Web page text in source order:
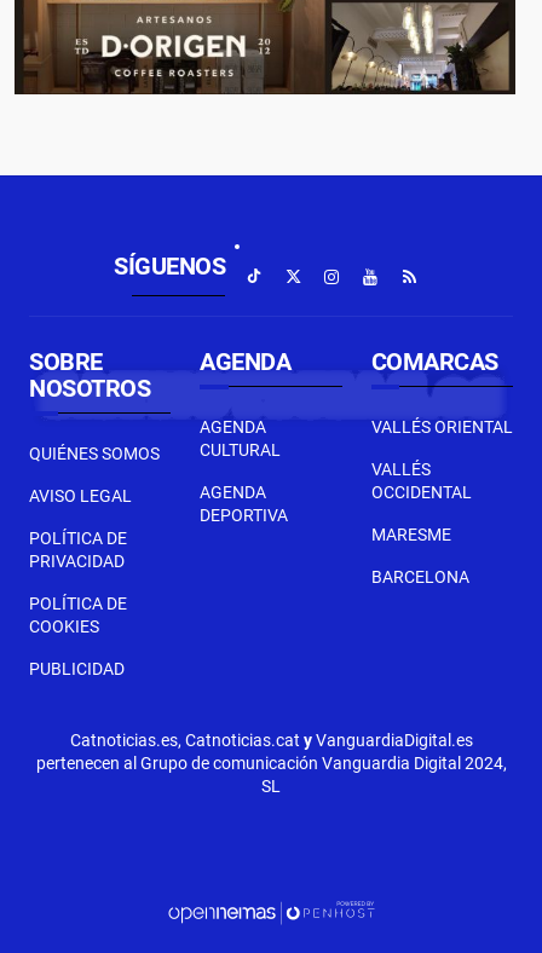
SÍGUENOS
SOBRE
NOSOTROS
QUIÉNES SOMOS
AVISO LEGAL
POLÍTICA DE
PRIVACIDAD
POLÍTICA DE
COOKIES
PUBLICIDAD
AGENDA
AGENDA
CULTURAL
AGENDA
DEPORTIVA
COMARCAS
VALLÉS ORIENTAL
VALLÉS
OCCIDENTAL
MARESME
BARCELONA
Catnoticias.es, Catnoticias.cat yVanguardiaDigital.es
pertenecen al Grupo de comunicación Vanguardia Digital 2024,
SL